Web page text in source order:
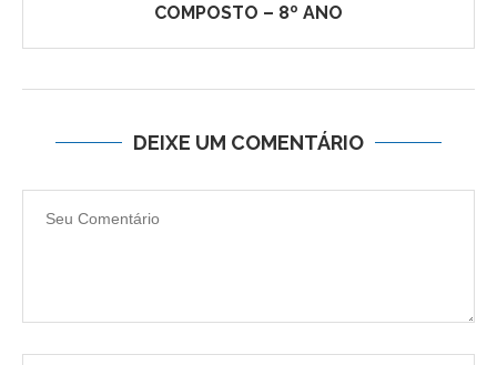
COMPOSTO – 8º ANO
DEIXE UM COMENTÁRIO